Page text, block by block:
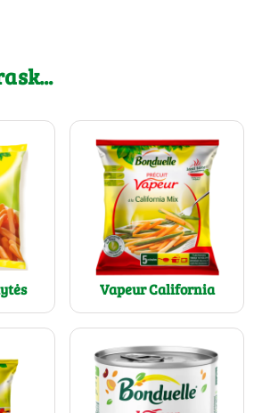
Vapeur California